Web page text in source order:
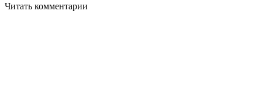
Читать комментарии